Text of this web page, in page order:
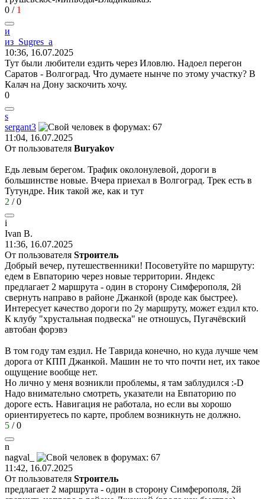
0 / 1
и
из _Sugres_ а
10:36, 16.07.2025
Тут были любители ездить через Иловлю. Надоел перегон
Саратов - Волгоград. Что думаете нынче по этому участку? В
Калач на Дону заскочить хочу.
0
s
sergant3
11:04, 16.07.2025
От пользователя Buryakov
Едь левым берегом. Трафик околонулевой, дороги в
большинстве новые. Вчера приехал в Волгоград. Трек есть в
Тутундре. Ник такой же, как и тут
2 /0
i
Ivan B.
11:36, 16.07.2025
От пользователя Sтроитель
Добрый вечер, путешественники! Посоветуйте по маршруту:
едем в Евпаторию через новые территории. Яндекс
предлагает 2 маршрута - один в сторону Симферополя, 2й
свернуть направо в районе Джанкой (вроде как быстрее).
Интересует качество дороги по 2у маршруту, может ездил кто.
К клубу "хрустальная подвеска" не отношусь, Пугачёвский
автобан форэвэ
В том году там ездил. Не Таврида конечно, но куда лучше чем
дорога от КПП Джанкой. Машин не то что почти нет, их такое
ощущение вообще нет.
Но лично у меня возникли проблемы, я там заблудился :-D
Надо внимательно смотреть, указатели на Евпаторию по
дороге есть. Навигация не работала, но если вы хорошо
ориентируетесь по карте, проблем возникнуть не должно.
5 /0
n
nagval_
11:42, 16.07.2025
От пользователя Sтроитель
предлагает 2 маршрута - один в сторону Симферополя, 2й